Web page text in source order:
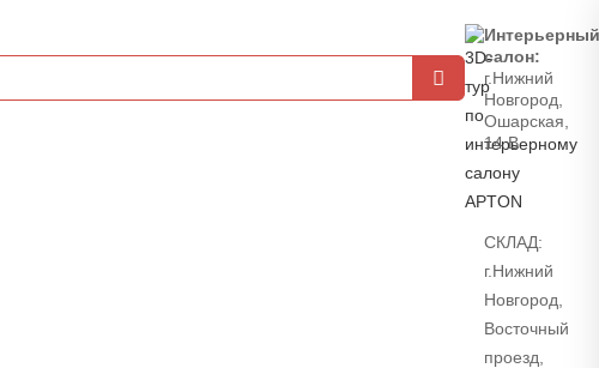
Интерьерный
салон:
г.Нижний
Новгород,
Ошарская,
14 В
СКЛАД:
г.Нижний
Новгород,
Восточный
проезд,